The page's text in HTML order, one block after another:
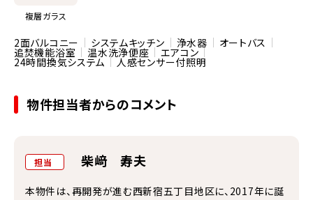
複層ガラス
2面バルコニー システムキッチン 浄水器 オートバス
追焚機能浴室 温水洗浄便座 エアコン
24時間換気システム 人感センサー付照明
物件担当者からのコメント
担当 柴﨑 寿夫
本物件は、再開発が進む西新宿五丁目地区に、2017年に誕